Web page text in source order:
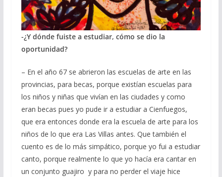
-¿Y dónde fuiste a estudiar, cómo se dio la
oportunidad?
– En el año 67 se abrieron las escuelas de arte en las
provincias, para becas, porque existían escuelas para
los niños y niñas que vivían en las ciudades y como
eran becas pues yo pude ir a estudiar a Cienfuegos,
que era entonces donde era la escuela de arte para los
niños de lo que era Las Villas antes. Que también el
cuento es de lo más simpático, porque yo fui a estudiar
canto, porque realmente lo que yo hacía era cantar en
un conjunto guajiro y para no perder el viaje hice